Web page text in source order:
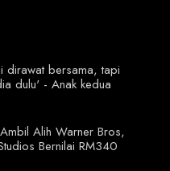
dirawat bersama, tapi
dulu' - Anak kedua
Alih Warner Bros,
Bernilai RM340